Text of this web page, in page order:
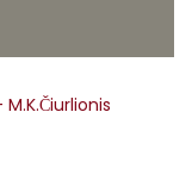
M.K.Čiurlionis